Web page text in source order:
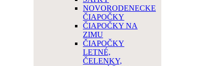
NOVORODENECKE
ČIAPOČKY
ČIAPOČKY NA
ZIMU
ČIAPOČKY
LETNÉ,
ČELENKY,